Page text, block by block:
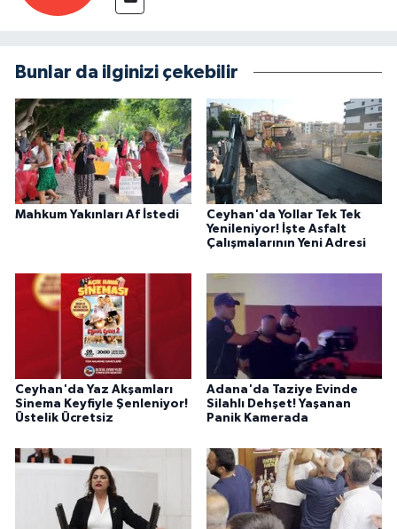
Bunlar da ilginizi çekebilir
Mahkum Yakınları Af İstedi
Ceyhan'da Yollar Tek Tek
Yenileniyor! İşte Asfalt
Çalışmalarının Yeni Adresi
Ceyhan'da Yaz Akşamları
Sinema Keyfiyle Şenleniyor!
Üstelik Ücretsiz
Adana'da Taziye Evinde
Silahlı Dehşet! Yaşanan
Panik Kamerada